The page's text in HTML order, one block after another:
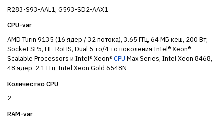
R283-S93-AAL1, G593-SD2-AAX1
CPU-var
AMD Turin 9135 (16 ядер / 32 потока), 3.65 ГГц, 64 МБ кеш, 200 Вт,
Socket SP5, HF, RoHS, Dual 5-го/4-го поколения Intel® Xeon®
Scalable Processors и Intel® Xeon®CPU Max Series, Intel Xeon 8468,
48 ядер, 2.1 ГГц, Intel Xeon Gold 6548N
Количество CPU
2
RAM-var